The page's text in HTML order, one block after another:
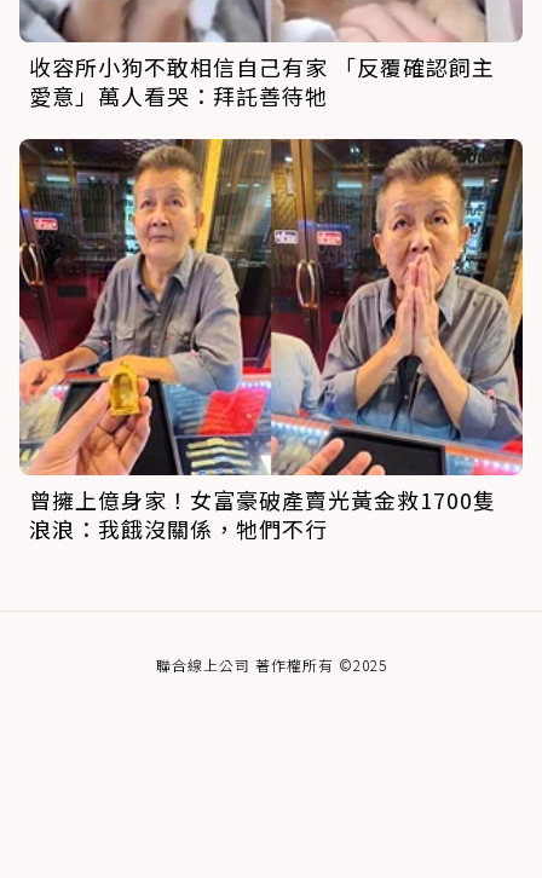
收容所小狗不敢相信自己有家 「反覆確認飼主
愛意」萬人看哭：拜託善待牠
曾擁上億身家！女富豪破產賣光黃金救1700隻
浪浪：我餓沒關係，牠們不行
聯合線上公司 著作權所有 ©2025